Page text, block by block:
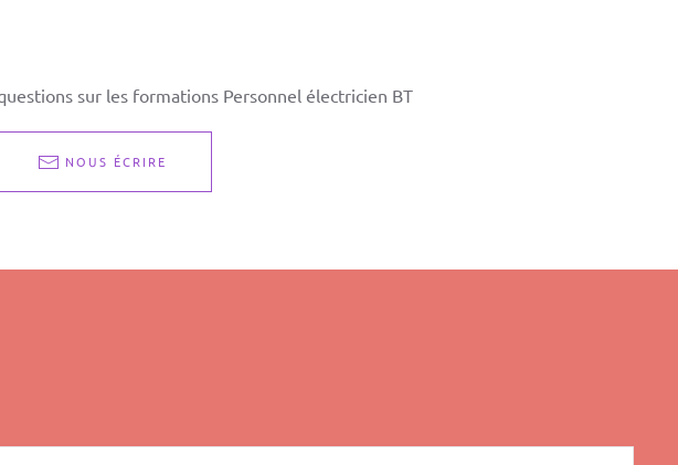
sur les formations Personnel électricien BT
NOUS ÉCRIRE